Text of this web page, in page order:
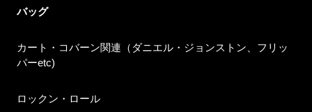
バッグ
カート・コバーン関連（ダニエル・ジョンストン、フリッ
パーetc)
ロックン・ロール